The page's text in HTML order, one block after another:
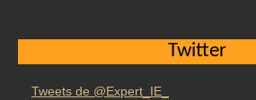
Twitter
Tweets de @Expert_IE_